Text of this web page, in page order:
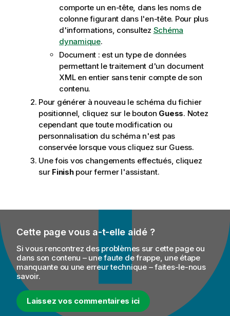
comporte un en-tête, dans les noms de
colonne figurant dans l'en-tête. Pour plus
d'informations, consultez Schéma
dynamique.
Document : est un type de données
permettant le traitement d'un document
XML en entier sans tenir compte de son
contenu.
Pour générer à nouveau le schéma du fichier
positionnel, cliquez sur le bouton Guess. Notez
cependant que toute modification ou
personnalisation du schéma n'est pas
conservée lorsque vous cliquez sur Guess.
Une fois vos changements effectués, cliquez
sur Finishpour fermer l'assistant.
Cette page vous a-t-elle aidé ?
Si vous rencontrez des problèmes sur cette page ou
dans son contenu – une faute de frappe, une étape
manquante ou une erreur technique – faites-le-nous
savoir.
Laissez vos commentaires ici